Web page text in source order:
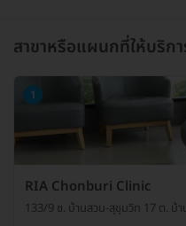
สาขาหรือแผนกที่ให้บริก
1
RIA Chonburi Clinic
133/9 ซ. บ้านสวน-สุขุมวิท 17 ต. บ้